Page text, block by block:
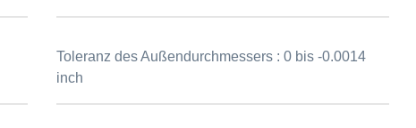
Toleranz des Außendurchmessers :0 bis -0.0014
inch